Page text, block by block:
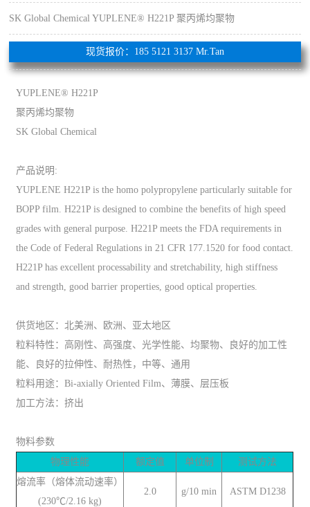
SK Global Chemical YUPLENE® H221P 聚丙烯均聚物
现货报价：185 5121 3137 Mr.Tan
YUPLENE® H221P
聚丙烯均聚物
SK Global Chemical
产品说明:
YUPLENE H221P is the homo polypropylene particularly suitable for
BOPP film. H221P is designed to combine the benefits of high speed
grades with general purpose. H221P meets the FDA requirements in
the Code of Federal Regulations in 21 CFR 177.1520 for food contact.
H221P has excellent processability and stretchability, high stiffness
and strength, good barrier properties, good optical properties.
供货地区：北美洲、欧洲、亚太地区
粒料特性：高刚性、高强度、光学性能、均聚物、良好的加工性
能、良好的拉伸性、耐热性，中等、通用
粒料用途：Bi-axially Oriented Film、薄膜、层压板
加工方法：挤出
物料参数
物理性能
额定值 单位制
测试方法
熔流率（熔体流动速率）
(230℃/2.16 kg)
2.0 g/10 min ASTM D1238